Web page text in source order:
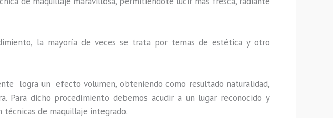
la mayoría de veces se trata por temas de estética y otro
logra un efecto volumen, obteniendo como resultado naturalidad,
Para dicho procedimiento debemos acudir a un lugar reconocido y
de maquillaje integrado.